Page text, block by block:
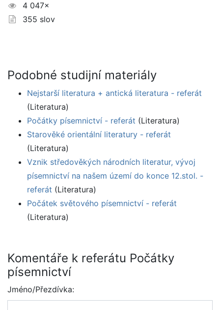
4 047×
355 slov
Podobné studijní materiály
Nejstarší literatura + antická literatura - referát
(Literatura)
Počátky písemnictví - referát (Literatura)
Starověké orientální literatury - referát
(Literatura)
Vznik středověkých národních literatur, vývoj
písemnictví na našem území do konce 12.stol. -
referát (Literatura)
Počátek světového písemnictví - referát
(Literatura)
Komentáře k referátu Počátky
písemnictví
Jméno/Přezdívka: